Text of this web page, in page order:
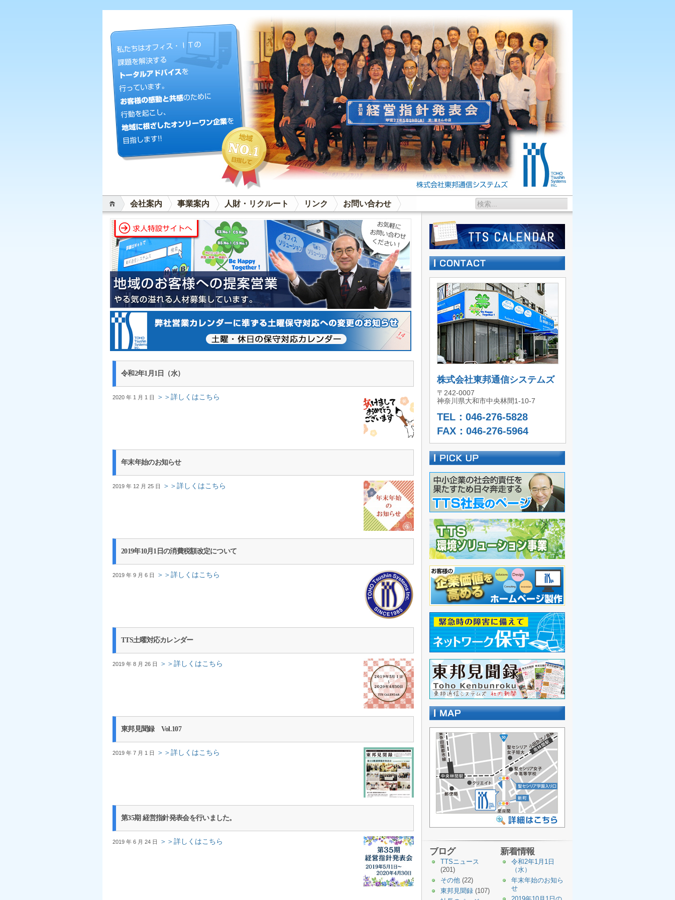
会社案内 事業案内 人財・リクルート リンク お問い合わせ
令和2年1月1日（水）
2020 年 1 月 1 日 ＞＞詳しくはこちら
年末年始のお知らせ
2019 年 12 月 25 日 ＞＞詳しくはこちら
2019年10月1日の消費税額改定について
2019 年 9 月 6 日 ＞＞詳しくはこちら
TTS土曜対応カレンダー
2019 年 8 月 26 日 ＞＞詳しくはこちら
東邦見聞録 Vol.107
2019 年 7 月 1 日 ＞＞詳しくはこちら
第35期 経営指針発表会を行いました。
2019 年 6 月 24 日 ＞＞詳しくはこちら
株式会社東邦通信システムズ
〒242-0007
神奈川県大和市中央林間1-10-7
TEL：046-276-5828
FAX：046-276-5964
新着情報
令和2年1月1日
（水）
年末年始のお知ら
せ
ブログ
TTSニュース
(201)
その他 (22)
東邦見聞録 (107)